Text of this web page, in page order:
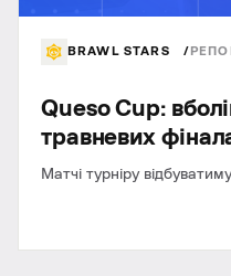
BRAWL STARS
Queso Cup:
травневих
Матчі турніру